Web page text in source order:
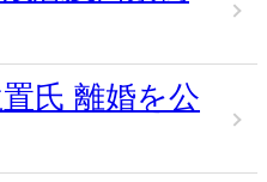
氏 離婚を公